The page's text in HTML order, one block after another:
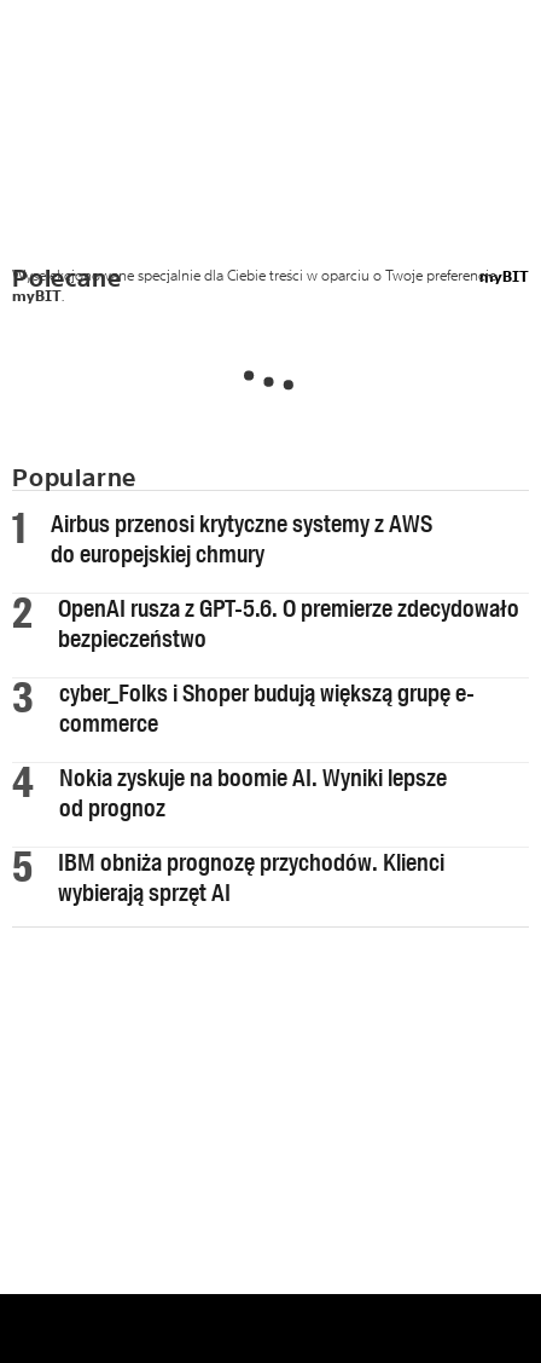
Polecane myBIT
Wyselekcjonowane specjalnie dla Ciebie treści w oparciu o Twoje preferencje
myBIT.
Popularne
Airbus przenosi krytyczne systemy z AWS
do europejskiej chmury
OpenAI rusza z GPT-5.6. O premierze zdecydowało
bezpieczeństwo
cyber_Folks i Shoper budują większą grupę e-
commerce
Nokia zyskuje na boomie AI. Wyniki lepsze
od prognoz
IBM obniża prognozę przychodów. Klienci
wybierają sprzęt AI